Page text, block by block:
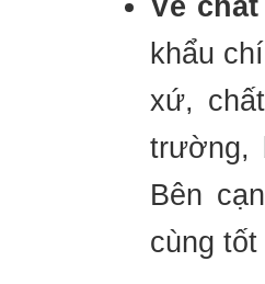
khẩu
xứ,
trường,
Bên
cùng